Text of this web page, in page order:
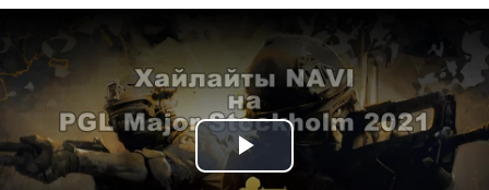
Play Video